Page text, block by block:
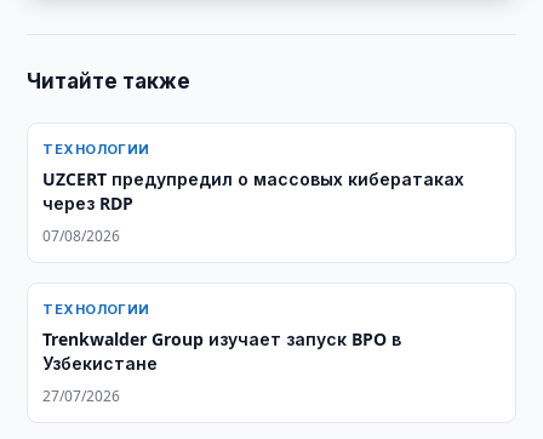
Читайте также
ТЕХНОЛОГИИ
UZCERT предупредил о массовых кибератаках
через RDP
07/08/2026
ТЕХНОЛОГИИ
Trenkwalder Group изучает запуск BPO в
Узбекистане
27/07/2026